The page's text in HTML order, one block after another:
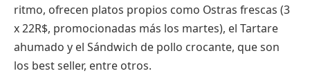
ritmo, ofrecen platos propios como Ostras frescas (3
x 22R$, promocionadas más los martes), el Tartare
ahumado y el Sándwich de pollo crocante, que son
los best seller, entre otros.